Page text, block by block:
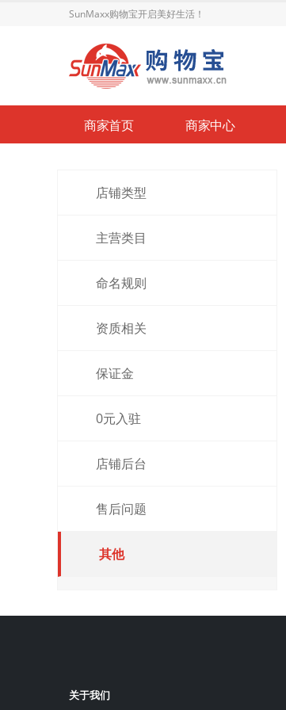
SunMaxx购物宝开启美好生活！
商家首页 商家中心
店铺类型
主营类目
命名规则
资质相关
保证金
0元入驻
店铺后台
售后问题
其他
关于我们